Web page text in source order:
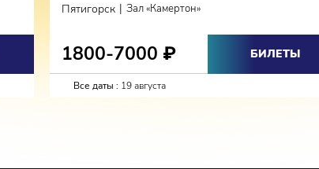
Пятигорск | Зал «Камертон»
1800-7000 ₽ БИЛЕТЫ
Все даты : 19 августа